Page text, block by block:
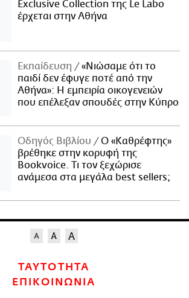
Exclusive Collection της Le Labo
έρχεται στην Αθήνα
Εκπαίδευση
«Νιώσαμε ότι το
παιδί δεν έφυγε ποτέ από την
Αθήνα»: Η εμπειρία οικογενειών
που επέλεξαν σπουδές στην Κύπρο
Οδηγός Βιβλίου
Ο «Καθρέφτης»
βρέθηκε στην κορυφή της
Bookvoice. Τι τον ξεχώρισε
ανάμεσα στα μεγάλα best sellers;
ΤΑΥΤΟΤΗΤΑ
ΕΠΙΚΟΙΝΩΝΙΑ